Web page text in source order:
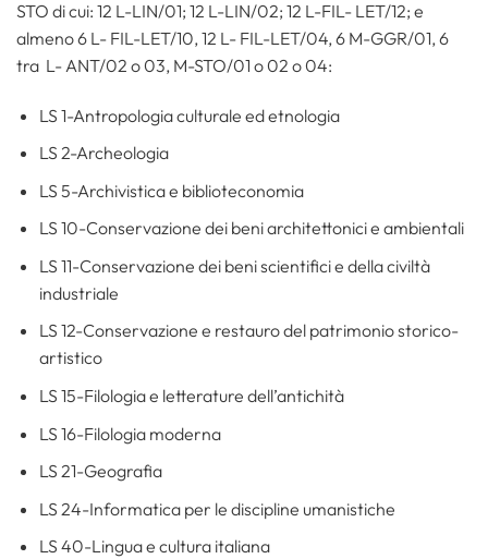
STO di cui: 12 L-LIN/01; 12 L-LIN/02; 12 L-FIL- LET/12; e
almeno 6 L- FIL-LET/10, 12 L- FIL-LET/04, 6 M-GGR/01, 6
tra L- ANT/02 o 03, M-STO/01 o 02 o 04:
LS 1-Antropologia culturale ed etnologia
LS 2-Archeologia
LS 5-Archivistica e biblioteconomia
LS 10-Conservazione dei beni architettonici e ambientali
LS 11-Conservazione dei beni scientifici e della civiltà
industriale
LS 12-Conservazione e restauro del patrimonio storico-
artistico
LS 15-Filologia e letterature dell’antichità
LS 16-Filologia moderna
LS 21-Geografia
LS 24-Informatica per le discipline umanistiche
LS 40-Lingua e cultura italiana